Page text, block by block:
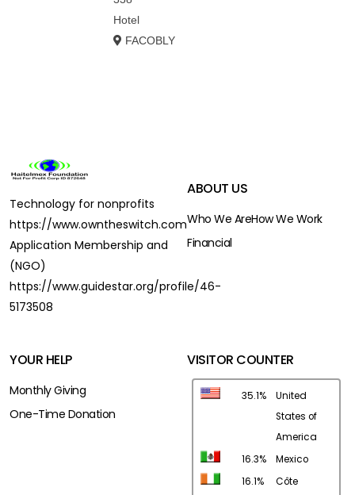
Hotel
FACOBLY
Technology for nonprofits
https://www.owntheswitch.com
Application Membership and
(NGO)
https://www.guidestar.org/profile/46-
5173508
ABOUT US
Who We AreHow We Work
Financial
YOUR HELP
Monthly Giving
One-Time Donation
VISITOR COUNTER
35.1%
United
States of
America
16.3%
Mexico
16.1%
Côte